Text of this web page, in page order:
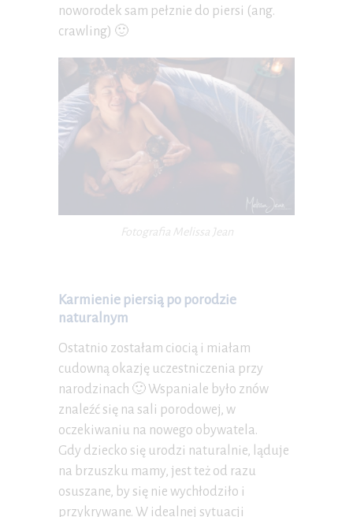
noworodek sam pełznie do piersi (ang.
crawling) 🙂
Fotografia Melissa Jean
Karmienie piersią po porodzie
naturalnym
Ostatnio zostałam ciocią i miałam
cudowną okazję uczestniczenia przy
narodzinach 🙂 Wspaniale było znów
znaleźć się na sali porodowej, w
oczekiwaniu na nowego obywatela.
Gdy dziecko się urodzi naturalnie, ląduje
na brzuszku mamy, jest też od razu
osuszane, by się nie wychłodziło i
przykrywane. W idealnej sytuacji